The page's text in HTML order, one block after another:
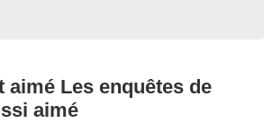
aimé Les enquêtes de
aimé